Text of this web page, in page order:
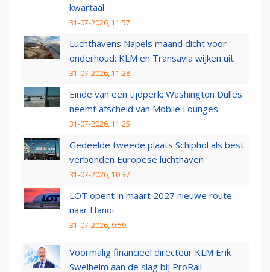
kwartaal
31-07-2026, 11:57
Luchthavens Napels maand dicht voor
onderhoud: KLM en Transavia wijken uit
31-07-2026, 11:28
Einde van een tijdperk: Washington Dulles
neemt afscheid van Mobile Lounges
31-07-2026, 11:25
Gedeelde tweede plaats Schiphol als best
verbonden Europese luchthaven
31-07-2026, 10:37
LOT opent in maart 2027 nieuwe route
naar Hanoi
31-07-2026, 9:59
Voormalig financieel directeur KLM Erik
Swelheim aan de slag bij ProRail